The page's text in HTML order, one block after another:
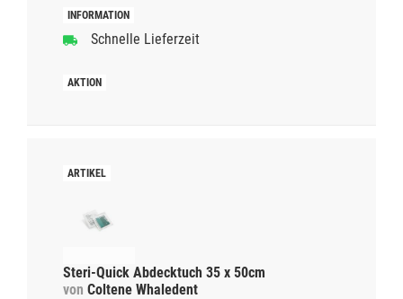
Schnelle Lieferzeit
Steri-Quick Abdecktuch 35 x 50cm
von Coltene Whaledent